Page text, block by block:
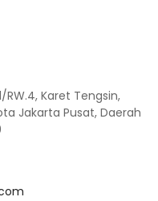
RW.4, Karet Tengsin,
Jakarta Pusat, Daerah